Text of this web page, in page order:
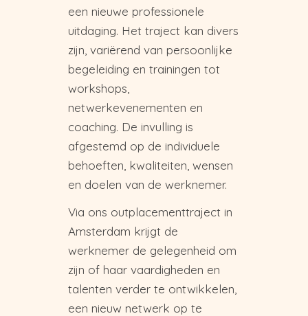
een nieuwe professionele
uitdaging. Het traject kan divers
zijn, variërend van persoonlijke
begeleiding en trainingen tot
workshops,
netwerkevenementen en
coaching. De invulling is
afgestemd op de individuele
behoeften, kwaliteiten, wensen
en doelen van de werknemer.
Via ons outplacementtraject in
Amsterdam krijgt de
werknemer de gelegenheid om
zijn of haar vaardigheden en
talenten verder te ontwikkelen,
een nieuw netwerk op te